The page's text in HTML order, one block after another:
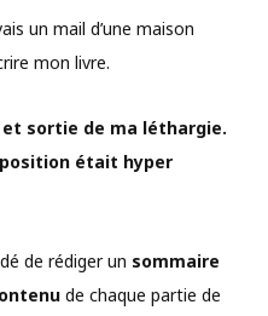
un mail d’une maison
mon livre.
et sortie de ma léthargie.
était hyper
de rédiger un sommaire
de chaque partie de